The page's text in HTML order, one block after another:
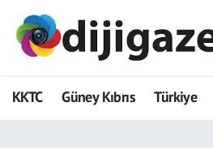
KKTC Güney Kıbrıs Türkiye
ADVERTORIAL
Dijigazete
Hava Durumu
Trafik Durumu